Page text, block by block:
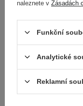
naleznete v Zásadách
Funkční
Analytické
Reklamní